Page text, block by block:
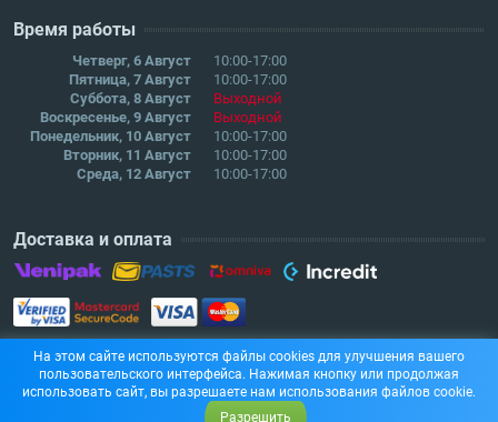
Время работы
Четверг, 6 Август
10:00-17:00
Пятница, 7 Август
10:00-17:00
Суббота, 8 Август
Выходной
Воскресенье, 9 Август
Выходной
Понедельник, 10 Август
10:00-17:00
Вторник, 11 Август
10:00-17:00
Среда, 12 Август
10:00-17:00
Доставка и оплата
На этом сайте используются файлы cookies для улучшения вашего
пользовательского интерфейса. Нажимая кнопку или продолжая
использовать сайт, вы разрешаете нам использования файлов cookie.
Разрешить